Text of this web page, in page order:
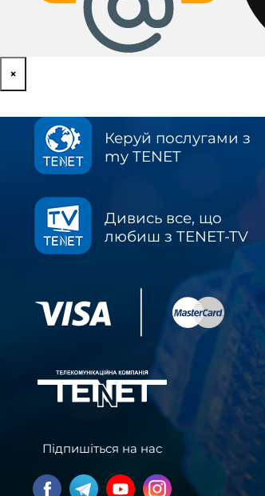
×
Керуй послугами з
my TENET
Дивись все, що
любиш з TENET-TV
Підпишіться на нас